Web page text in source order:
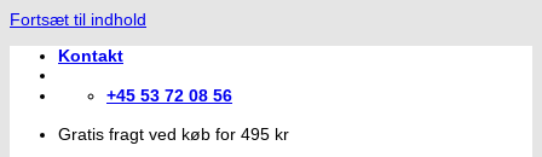
Fortsæt til indhold
Kontakt
+45 53 72 08 56
Gratis fragt ved køb for 495 kr